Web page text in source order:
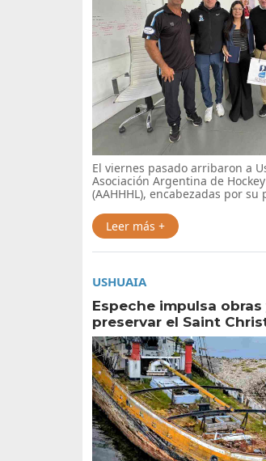
El viernes pasado arribaron a
Asociación Argentina de
(AAHHHL), encabezadas por su
Leer más +
USHUAIA
Espeche impulsa
preservar el Saint